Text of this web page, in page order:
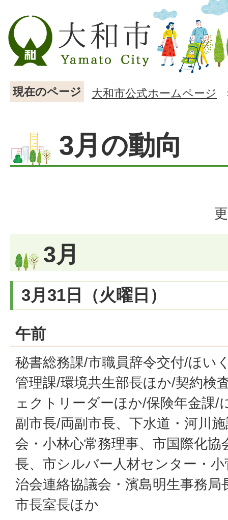
現在のページ 大和市公式ホームページ
3月の動向
3月
3月31日（火曜日）
午前
秘書総務課/市職員辞令交付/ほい
管理課/環境共生部長ほか/契約検
ェクトリーダーほか/保険年金課/
副市長/両副市長、下水道・河川
会・小林心常務理事、市国際化協
長、市シルバー人材センター・
治会連絡協議会・濱島明生事務局
市長室長ほか